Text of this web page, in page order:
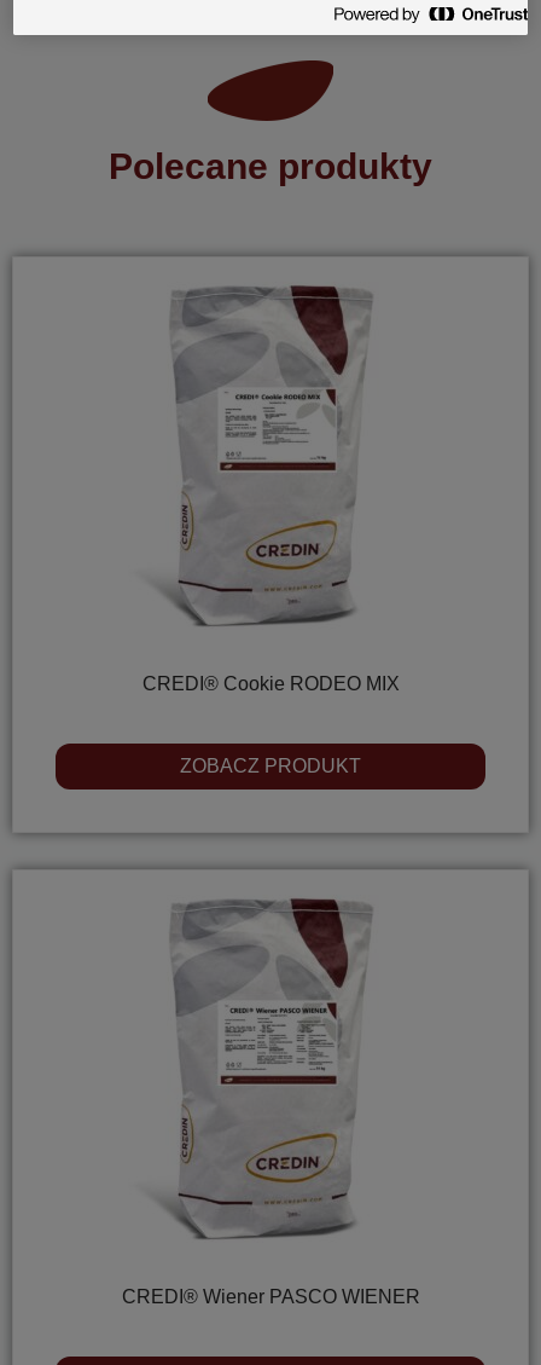
Polecane produkty
CREDI® Cookie RODEO MIX
ZOBACZ PRODUKT
CREDI® Wiener PASCO WIENER